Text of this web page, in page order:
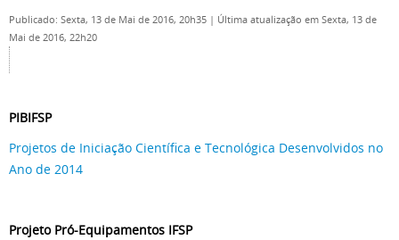
Publicado: Sexta, 13 de Mai de 2016, 20h35 | Última atualização em Sexta, 13 de
Mai de 2016, 22h20
PIBIFSP
Projetos de Iniciação Científica e Tecnológica Desenvolvidos no
Ano de 2014
Projeto Pró-Equipamentos IFSP